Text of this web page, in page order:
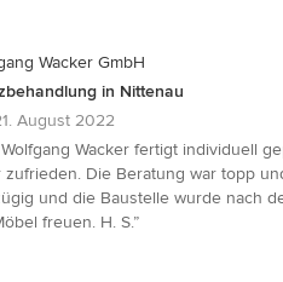
Wacker GmbH
in Nittenau
August 2022
Wacker fertigt individuell
Die Beratung war topp
und die Baustelle wurde nach
freuen. H. S.”